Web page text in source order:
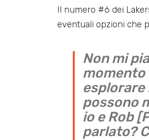
Il numero #6 dei
eventuali opzioni che
Non mi
momento
esplorare
possono
io e Rob
parlato?